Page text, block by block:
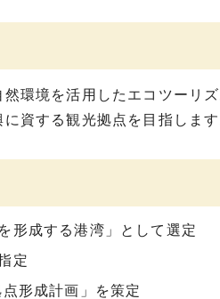
環境を活用したエコツーリ
資する観光拠点を目指します
形成する港湾」として選定
定
形成計画」を策定